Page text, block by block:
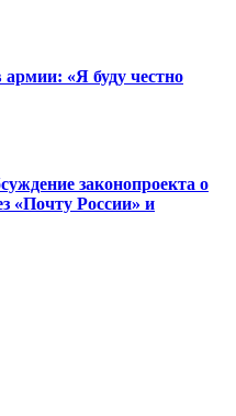
«Я буду честно
законопроекта о
«Почту России» и